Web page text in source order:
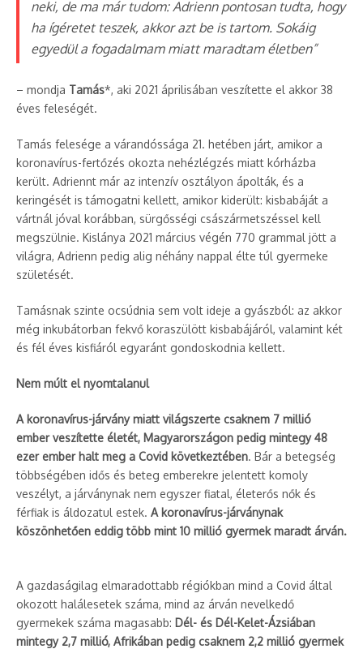
neki, de ma már tudom: Adrienn pontosan tudta, hogy
ha ígéretet teszek, akkor azt be is tartom. Sokáig
egyedül a fogadalmam miatt maradtam életben”
– mondja Tamás*, aki 2021 áprilisában veszítette el akkor 38
éves feleségét.
Tamás felesége a várandóssága 21. hetében járt, amikor a
koronavírus-fertőzés okozta nehézlégzés miatt kórházba
került. Adriennt már az intenzív osztályon ápolták, és a
keringését is támogatni kellett, amikor kiderült: kisbabáját a
vártnál jóval korábban, sürgősségi császármetszéssel kell
megszülnie. Kislánya 2021 március végén 770 grammal jött a
világra, Adrienn pedig alig néhány nappal élte túl gyermeke
születését.
Tamásnak szinte ocsúdnia sem volt ideje a gyászból: az akkor
még inkubátorban fekvő koraszülött kisbabájáról, valamint két
és fél éves kisfiáról egyaránt gondoskodnia kellett.
Nem múlt el nyomtalanul
A koronavírus-járvány miatt világszerte csaknem 7 millió
ember veszítette életét, Magyarországon pedig mintegy 48
ezer ember halt meg a Covid következtében. Bár a betegség
többségében idős és beteg emberekre jelentett komoly
veszélyt, a járványnak nem egyszer fiatal, életerős nők és
férfiak is áldozatul estek. A koronavírus-járványnak
köszönhetően eddig több mint 10 millió gyermek maradt árván.
A gazdaságilag elmaradottabb régiókban mind a Covid által
okozott halálesetek száma, mind az árván nevelkedő
gyermekek száma magasabb: Dél- és Dél-Kelet-Ázsiában
mintegy 2,7 millió, Afrikában pedig csaknem 2,2 millió gyermek